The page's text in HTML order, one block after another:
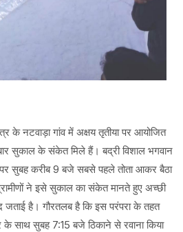
के नटवाड़ा गांव में अक्षय तृतीया पर आयोजित
सुकाल के संकेत मिले हैं। बद्री विशाल भगवान
सुबह करीब 9 बजे सबसे पहले तोता आकर बैठा
ने इसे सुकाल का संकेत मानते हुए अच्छी
जताई है। गौरतलब है कि इस परंपरा के तहत
के साथ सुबह 7:15 बजे ठिकाने से रवाना किया